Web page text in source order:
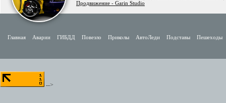
Продвижение - Garin Studio
Главная Аварии ГИБДД Повезло Приколы АвтоЛеди Подставы Пешеходы
-->